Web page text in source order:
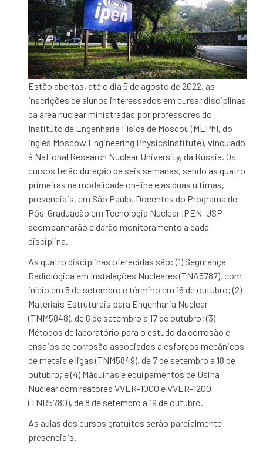
Estão abertas, até o dia 5 de agosto de 2022, as
inscrições de alunos interessados em cursar disciplinas
da área nuclear ministradas por professores do
Instituto de Engenharia Física de Moscou (MEPhI, do
inglês Moscow Engineering PhysicsInstitute), vinculado
à National Research Nuclear University, da Rússia. Os
cursos terão duração de seis semanas, sendo as quatro
primeiras na modalidade on-line e as duas últimas,
presenciais, em São Paulo. Docentes do Programa de
Pós-Graduação em Tecnologia Nuclear IPEN-USP
acompanharão e darão monitoramento a cada
disciplina.
As quatro disciplinas oferecidas são: (1) Segurança
Radiológica em Instalações Nucleares (TNA5787), com
início em 5 de setembro e término em 16 de outubro; (2)
Materiais Estruturais para Engenharia Nuclear
(TNM5848), de 6 de setembro a 17 de outubro; (3)
Métodos de laboratório para o estudo da corrosão e
ensaios de corrosão associados a esforços mecânicos
de metais e ligas (TNM5849), de 7 de setembro a 18 de
outubro; e (4) Máquinas e equipamentos de Usina
Nuclear com reatores VVER-1000 e VVER-1200
(TNR5780), de 8 de setembro a 19 de outubro.
As aulas dos cursos gratuitos serão parcialmente
presenciais.